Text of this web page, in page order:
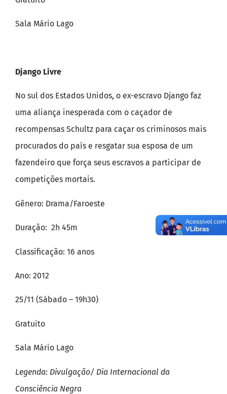
Sala Mário Lago
Django Livre
No sul dos Estados Unidos, o ex-escravo Django faz
uma aliança inesperada com o caçador de
recompensas Schultz para caçar os criminosos mais
procurados do país e resgatar sua esposa de um
fazendeiro que força seus escravos a participar de
competições mortais.
Gênero: Drama/Faroeste
Duração: 2h 45m
Classificação: 16 anos
Ano: 2012
25/11 (Sábado – 19h30)
Gratuito
Sala Mário Lago
Legenda: Divulgação/ Dia Internacional da
Consciência Negra